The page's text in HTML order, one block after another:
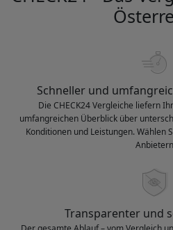
Schneller und
Die CHECK24 Vergleiche liefern
umfangreichen Überblick über
Konditionen und Leistungen. Wählen
Transparenter und